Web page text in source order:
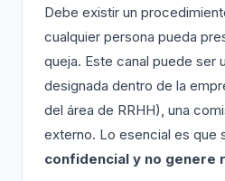
Debe existir un
cualquier persona pueda
queja. Este canal puede ser
designada dentro de la
del área de RRHH), una
externo. Lo esencial es que
confidencial y no genere